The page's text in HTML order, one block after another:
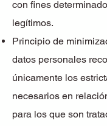
con fines
legítimos.
Principio de
datos personales
únicamente los
necesarios en
para los que son